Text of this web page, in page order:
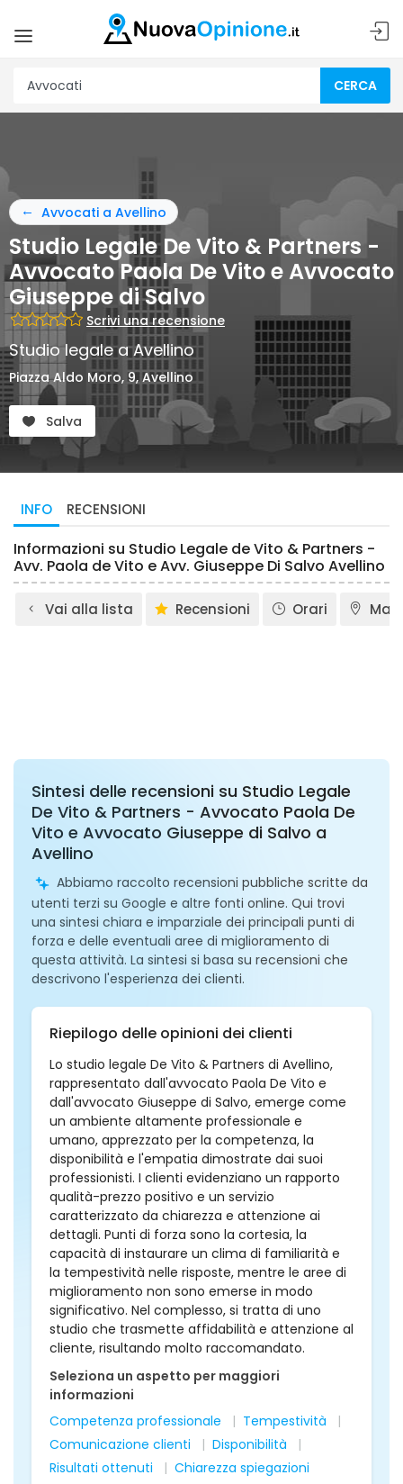
CERCA
Avvocati a Avellino
Studio Legale De Vito & Partners -
Avvocato Paola De Vito e Avvocato
Giuseppe di Salvo
Scrivi una recensione
Studio legale a Avellino
Piazza Aldo Moro, 9, Avellino
Salva
INFO RECENSIONI
Informazioni su Studio Legale de Vito & Partners -
Avv. Paola de Vito e Avv. Giuseppe Di Salvo Avellino
Vai alla lista Recensioni Orari
Sintesi delle recensioni su Studio Legale
De Vito & Partners - Avvocato Paola De
Vito e Avvocato Giuseppe di Salvo a
Avellino
Abbiamo raccolto recensioni pubbliche scritte da
utenti terzi su Google e altre fonti online. Qui trovi
una sintesi chiara e imparziale dei principali punti di
forza e delle eventuali aree di miglioramento di
questa attività. La sintesi si basa su recensioni che
descrivono l'esperienza dei clienti.
Riepilogo delle opinioni dei clienti
Lo studio legale De Vito & Partners di Avellino,
rappresentato dall'avvocato Paola De Vito e
dall'avvocato Giuseppe di Salvo, emerge come
un ambiente altamente professionale e
umano, apprezzato per la competenza, la
disponibilità e l'empatia dimostrate dai suoi
professionisti. I clienti evidenziano un rapporto
qualità-prezzo positivo e un servizio
caratterizzato da chiarezza e attenzione ai
dettagli. Punti di forza sono la cortesia, la
capacità di instaurare un clima di familiarità e
la tempestività nelle risposte, mentre le aree di
miglioramento non sono emerse in modo
significativo. Nel complesso, si tratta di uno
studio che trasmette affidabilità e attenzione al
cliente, risultando molto raccomandato.
Seleziona un aspetto per maggiori
informazioni
Competenza professionale
Tempestività
Comunicazione clienti
Disponibilità
Risultati ottenuti
Chiarezza spiegazioni